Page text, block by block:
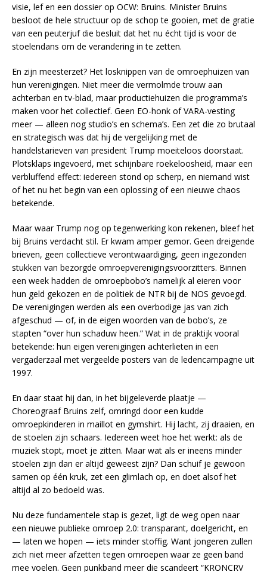
visie, lef en een dossier op OCW: Bruins. Minister Bruins
besloot de hele structuur op de schop te gooien, met de gratie
van een peuterjuf die besluit dat het nu écht tijd is voor de
stoelendans om de verandering in te zetten.
En zijn meesterzet? Het losknippen van de omroephuizen van
hun verenigingen. Niet meer die vermolmde trouw aan
achterban en tv-blad, maar productiehuizen die programma’s
maken voor het collectief. Geen EO-honk of VARA-vesting
meer — alleen nog studio’s en schema’s. Een zet die zo brutaal
en strategisch was dat hij de vergelijking met de
handelstarieven van president Trump moeiteloos doorstaat.
Plotsklaps ingevoerd, met schijnbare roekeloosheid, maar een
verbluffend effect: iedereen stond op scherp, en niemand wist
of het nu het begin van een oplossing of een nieuwe chaos
betekende.
Maar waar Trump nog op tegenwerking kon rekenen, bleef het
bij Bruins verdacht stil. Er kwam amper gemor. Geen dreigende
brieven, geen collectieve verontwaardiging, geen ingezonden
stukken van bezorgde omroepverenigingsvoorzitters. Binnen
een week hadden de omroepbobo’s namelijk al eieren voor
hun geld gekozen en de politiek de NTR bij de NOS gevoegd.
De verenigingen werden als een overbodige jas van zich
afgeschud — of, in de eigen woorden van de bobo’s, ze
stapten “over hun schaduw heen.” Wat in de praktijk vooral
betekende: hun eigen verenigingen achterlieten in een
vergaderzaal met vergeelde posters van de ledencampagne uit
1997.
En daar staat hij dan, in het bijgeleverde plaatje —
Choreograaf Bruins zelf, omringd door een kudde
omroepkinderen in maillot en gymshirt. Hij lacht, zij draaien, en
de stoelen zijn schaars. Iedereen weet hoe het werkt: als de
muziek stopt, moet je zitten. Maar wat als er ineens minder
stoelen zijn dan er altijd geweest zijn? Dan schuif je gewoon
samen op één kruk, zet een glimlach op, en doet alsof het
altijd al zo bedoeld was.
Nu deze fundamentele stap is gezet, ligt de weg open naar
een nieuwe publieke omroep 2.0: transparant, doelgericht, en
— laten we hopen — iets minder stoffig. Want jongeren zullen
zich niet meer afzetten tegen omroepen waar ze geen band
mee voelen. Geen punkband meer die scandeert “KRONCRV